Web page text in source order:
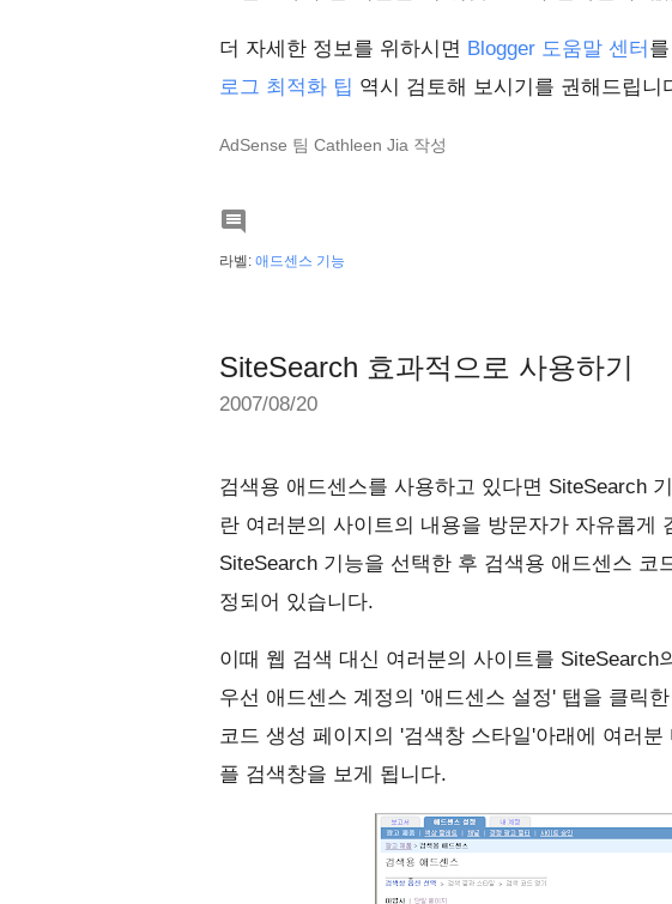
더 자세한 정보를 위하시면 Blogger 도움말 센터
로그 최적화 팁 역시 검토해 보시기를 권해드립니
AdSense 팀 Cathleen Jia 작성

라벨: 애드센스 기능
SiteSearch 효과적으로 사용하기
2007/08/20
검색용 애드센스를 사용하고 있다면 SiteSearch
란 여러분의 사이트의 내용을 방문자가 자유롭게
SiteSearch 기능을 선택한 후 검색용 애드센스 코
정되어 있습니다.
이때 웹 검색 대신 여러분의 사이트를 SiteSearch
우선 애드센스 계정의 '애드센스 설정' 탭을 클릭
코드 생성 페이지의 '검색창 스타일'아래에 여러
플 검색창을 보게 됩니다.